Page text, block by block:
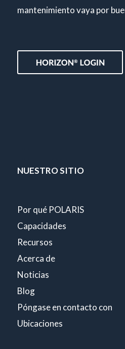
mantenimiento vaya por
NUESTRO SITIO
Por qué POLARIS
Capacidades
Recursos
Acerca de
Noticias
Blog
Póngase en contacto con
Ubicaciones